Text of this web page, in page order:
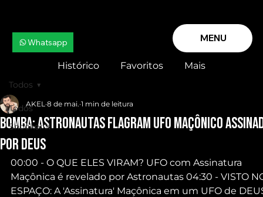
MENU
Whatsapp
Histórico Favoritos Mais
Todos
Snooker X
Todos
BOMBA: Astronautas flagram UFO Maçônico
por Deus
AKEL 8 de mai. 1 min de leitura
00:00 - O QUE ELES VIRAM? UFO com Assinatura
Maçônica é revelado por Astronautas 04:30 - VISTO
ESPAÇO: A 'Assinatura' Maçônica em um UFO de